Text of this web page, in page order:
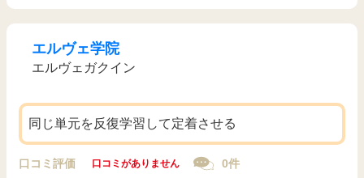
エルヴェ学院
エルヴェガクイン
同じ単元を反復学習して定着させる
口コミ評価 口コミがありません 0件